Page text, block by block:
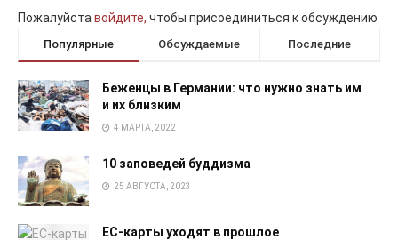
Пожалуйста войдите, чтобы присоединиться к обсуждению
Популярные Обсуждаемые Последние
Беженцы в Германии: что нужно знать им
и их близким
4 МАРТА, 2022
10 заповедей буддизма
25 АВГУСТА, 2023
EC-карты уходят в прошлое